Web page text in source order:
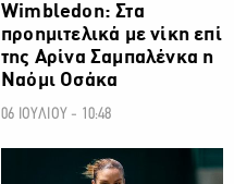
Wimbledon: Στα
προημιτελικά με νίκη επί
της Αρίνα Σαμπαλένκα η
Ναόμι Οσάκα
06 ΙΟΥΛΙΟΥ - 10:48